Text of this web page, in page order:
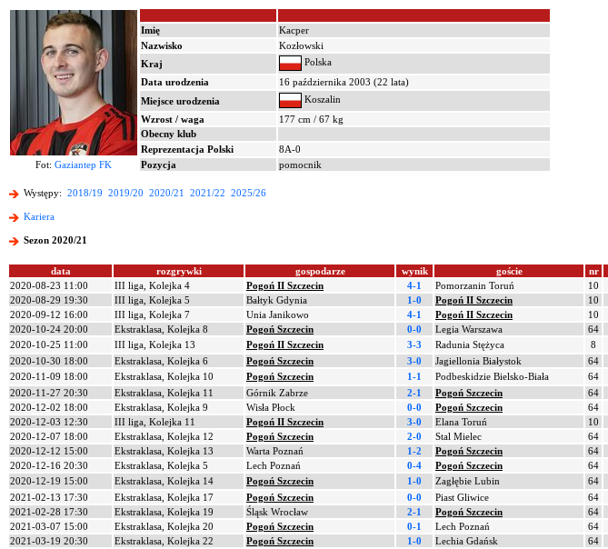
Imię
Kacper
Nazwisko
Kozłowski
Kraj
Polska
Data urodzenia
16 października 2003 (22 lata)
Miejsce urodzenia
Koszalin
Wzrost / waga
177 cm / 67 kg
Obecny klub
Reprezentacja Polski
8A-0
Fot: Gaziantep FK Pozycja pomocnik
Występy: 2018/19 2019/20 2020/21 2021/22 2025/26
Kariera
Sezon 2020/21
data rozgrywki gospodarze wynik goście nr
2020-08-23 11:00
III liga, Kolejka 4 Pogoń II Szczecin 4-1 Pomorzanin Toruń 10
2020-08-29 19:30
III liga, Kolejka 5 Bałtyk Gdynia 1-0 Pogoń II Szczecin 10
2020-09-12 16:00
III liga, Kolejka 7 Unia Janikowo 4-1 Pogoń II Szczecin 10
2020-10-24 20:00
Ekstraklasa, Kolejka 8 Pogoń Szczecin 0-0 Legia Warszawa 64
2020-10-25 11:00
III liga, Kolejka 13 Pogoń II Szczecin 3-3 Radunia Stężyca 8
2020-10-30 18:00
Ekstraklasa, Kolejka 6 Pogoń Szczecin 3-0 Jagiellonia Białystok 64
2020-11-09 18:00
Ekstraklasa, Kolejka 10 Pogoń Szczecin 1-1 Podbeskidzie Bielsko-Biała 64
2020-11-27 20:30
Ekstraklasa, Kolejka 11 Górnik Zabrze 2-1 Pogoń Szczecin 64
2020-12-02 18:00
Ekstraklasa, Kolejka 9 Wisła Płock 0-0 Pogoń Szczecin 64
2020-12-03 12:30
III liga, Kolejka 11 Pogoń II Szczecin 3-0 Elana Toruń 10
2020-12-07 18:00
Ekstraklasa, Kolejka 12 Pogoń Szczecin 2-0 Stal Mielec 64
2020-12-12 15:00
Ekstraklasa, Kolejka 13 Warta Poznań 1-2 Pogoń Szczecin 64
2020-12-16 20:30
Ekstraklasa, Kolejka 5 Lech Poznań 0-4 Pogoń Szczecin 64
2020-12-19 15:00
Ekstraklasa, Kolejka 14 Pogoń Szczecin 1-0 Zagłębie Lubin 64
2021-02-13 17:30
Ekstraklasa, Kolejka 17 Pogoń Szczecin 0-0 Piast Gliwice 64
2021-02-28 17:30
Ekstraklasa, Kolejka 19 Śląsk Wrocław 2-1 Pogoń Szczecin 64
2021-03-07 15:00
Ekstraklasa, Kolejka 20 Pogoń Szczecin 0-1 Lech Poznań 64
2021-03-19 20:30
Ekstraklasa, Kolejka 22 Pogoń Szczecin 1-0 Lechia Gdańsk 64